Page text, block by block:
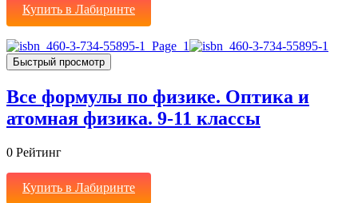
Купить в Лабиринте
Быстрый просмотр
Все формулы по физике. Оптика и
атомная физика. 9-11 классы
0 Рейтинг
Купить в Лабиринте